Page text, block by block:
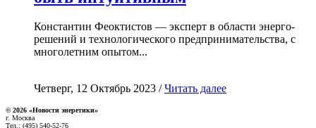
Константин Феоктистов — эксперт в области энерго-
решений и технологического предпринимательства, с
многолетним опытом...
Четверг, 12 Октябрь 2023 /Читать далее
© 2026 «Новости энеретики»
г. Москва
Тел.: (495) 540-52-76